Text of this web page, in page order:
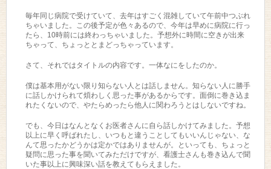
毎年同じ病院で受けていて、去年はすごく混雑していて午前中つぶれ
ちゃいました。この後予定が色々あるので、今年は早めに病院に行っ
たら、10時前には終わっちゃいました。予想外に時間に空きが出来
ちゃって、ちょっととまどっちゃっています。
さて、それではタイトルの内容です。一体なにをしたのか。
僕は基本用がない限り知らない人とは話しません。知らない人に勝手
に話しかけられて煩わしく思った事があるからです。面倒に巻き込ま
れたくないので、やたらめったら他人に関わろうとはしないですね。
でも、今日はなんとなくお医者さんに自ら話しかけてみました。予想
以上に早く呼ばれたし、いつもと違うことしてもいいんじゃない、な
んて思ったかどうかは定かではありませんが。といっても、ちょっと
疑問に思った事を聞いてみただけですが、看護士さんも巻き込んで聞
いた事以上に興味深い話を教えてもらえました。